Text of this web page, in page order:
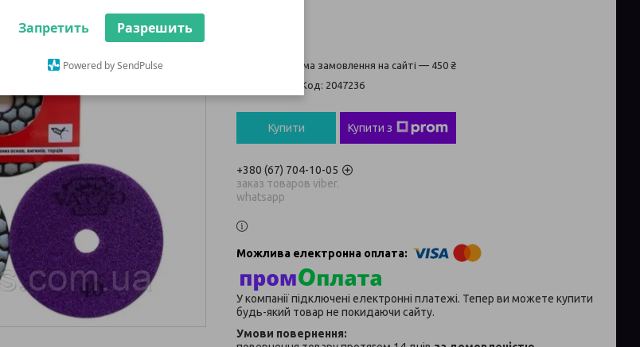
Запретить Разрешить
Powered by SendPulse
Мінімальна сума замовлення на сайті — 450 ₴
Код: 2047236
Купити Купити з
+380 (67) 704-10-05
заказ товаров viber.
whatsapp
У компанії підключені електронні платежі. Тепер ви можете купити
будь-який товар не покидаючи сайту.